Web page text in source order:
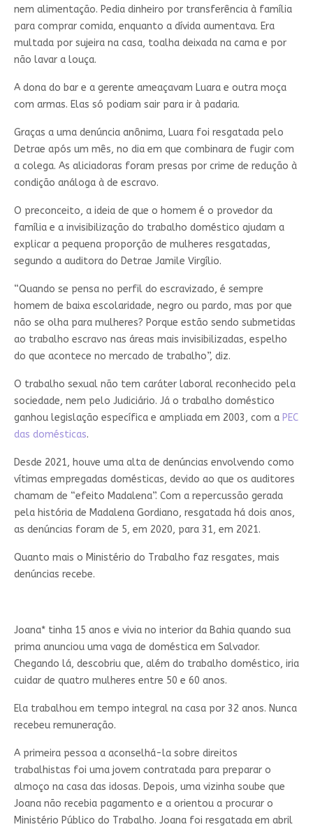
nem alimentação. Pedia dinheiro por transferência à família
para comprar comida, enquanto a dívida aumentava. Era
multada por sujeira na casa, toalha deixada na cama e por
não lavar a louça.
A dona do bar e a gerente ameaçavam Luara e outra moça
com armas. Elas só podiam sair para ir à padaria.
Graças a uma denúncia anônima, Luara foi resgatada pelo
Detrae após um mês, no dia em que combinara de fugir com
a colega. As aliciadoras foram presas por crime de redução à
condição análoga à de escravo.
O preconceito, a ideia de que o homem é o provedor da
família e a invisibilização do trabalho doméstico ajudam a
explicar a pequena proporção de mulheres resgatadas,
segundo a auditora do Detrae Jamile Virgílio.
“Quando se pensa no perfil do escravizado, é sempre
homem de baixa escolaridade, negro ou pardo, mas por que
não se olha para mulheres? Porque estão sendo submetidas
ao trabalho escravo nas áreas mais invisibilizadas, espelho
do que acontece no mercado de trabalho”, diz.
O trabalho sexual não tem caráter laboral reconhecido pela
sociedade, nem pelo Judiciário. Já o trabalho doméstico
ganhou legislação específica e ampliada em 2003, com a PEC
das domésticas.
Desde 2021, houve uma alta de denúncias envolvendo como
vítimas empregadas domésticas, devido ao que os auditores
chamam de “efeito Madalena”. Com a repercussão gerada
pela história de Madalena Gordiano, resgatada há dois anos,
as denúncias foram de 5, em 2020, para 31, em 2021.
Quanto mais o Ministério do Trabalho faz resgates, mais
denúncias recebe.
Joana* tinha 15 anos e vivia no interior da Bahia quando sua
prima anunciou uma vaga de doméstica em Salvador.
Chegando lá, descobriu que, além do trabalho doméstico, iria
cuidar de quatro mulheres entre 50 e 60 anos.
Ela trabalhou em tempo integral na casa por 32 anos. Nunca
recebeu remuneração.
A primeira pessoa a aconselhá-la sobre direitos
trabalhistas foi uma jovem contratada para preparar o
almoço na casa das idosas. Depois, uma vizinha soube que
Joana não recebia pagamento e a orientou a procurar o
Ministério Público do Trabalho. Joana foi resgatada em abril